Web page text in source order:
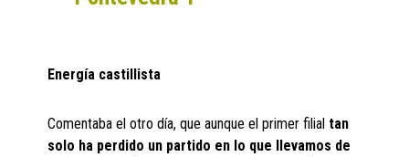
Energía castillista
Comentaba el otro día, que aunque el primer filial tan
solo ha perdido un partido en lo que llevamos de